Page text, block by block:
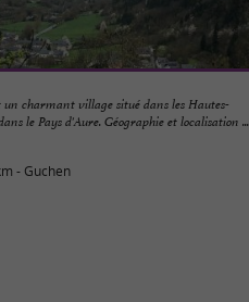
un charmant village situé dans les Hautes-
le Pays d'Aure. Géographie et localisation ...
- Guchen